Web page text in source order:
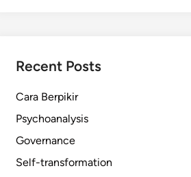
Recent Posts
Cara Berpikir
Psychoanalysis
Governance
Self-transformation